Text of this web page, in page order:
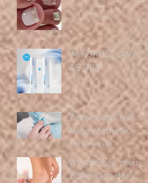
und offene Schuhe
IM FOKUS: LAVYL
ASTRIA!
Zehennägel mit
Nagelprothetik
reparieren
Wie bleiben meine
Füße nach der